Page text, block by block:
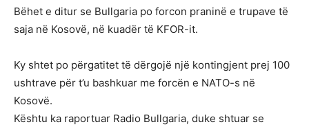
Bëhet e ditur se Bullgaria po forcon praninë e trupave të
saja në Kosovë, në kuadër të KFOR-it.
Ky shtet po përgatitet të dërgojë një kontingjent prej 100
ushtrave për t’u bashkuar me forcën e NATO-s në
Kosovë.
Kështu ka raportuar Radio Bullgaria, duke shtuar se